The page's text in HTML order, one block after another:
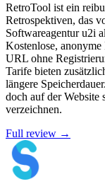
RetroTool ist ein
Retrospektiven, das
Softwareagentur u2i
Kostenlose,
URL ohne
Tarife bieten
längere
doch auf der Website
verzeichnen.
Full review →